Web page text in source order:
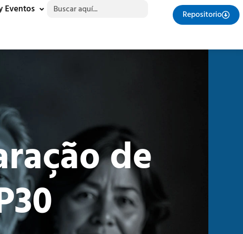
Eventos Buscar:
Repositorio
de